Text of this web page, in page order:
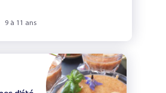
9 à 11 ans